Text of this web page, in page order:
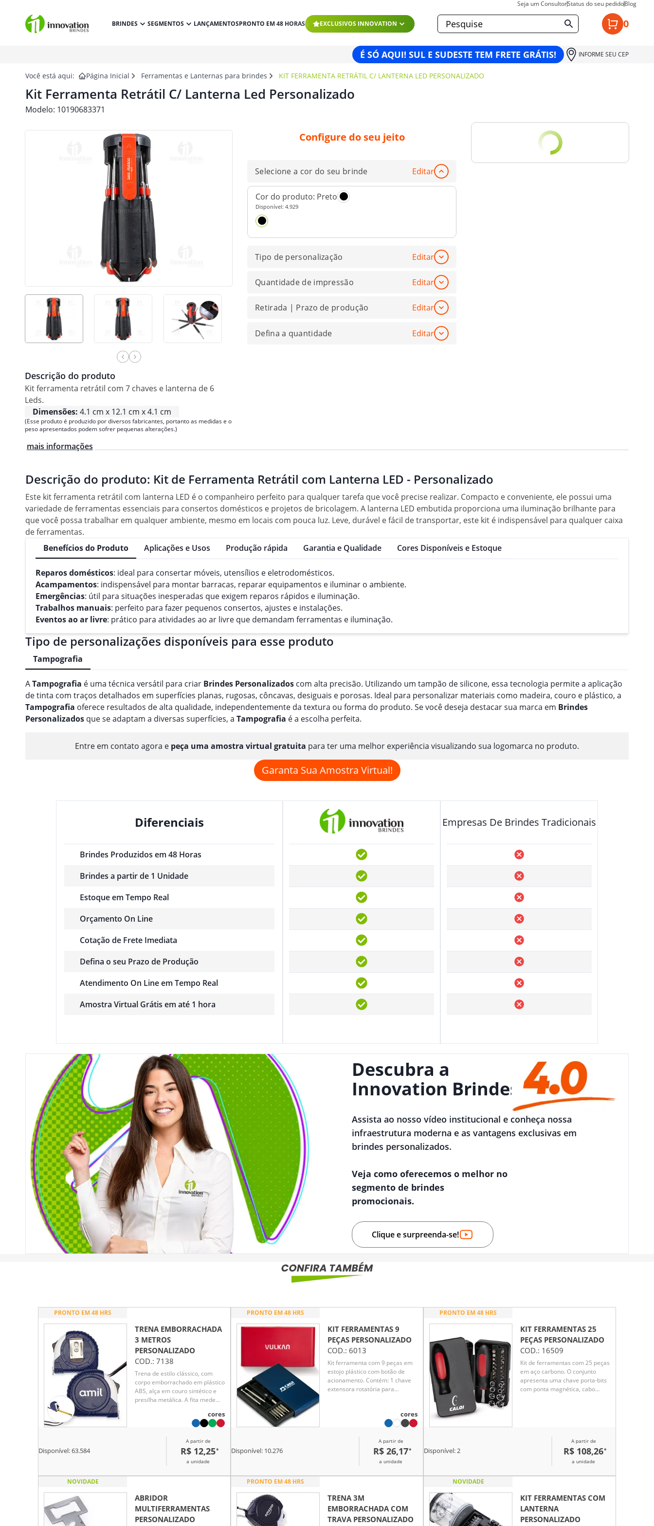
Seja um ConsultorStatus do seu pedidoBlog
BRINDES SEGMENTOS LANÇAMENTOSPRONTO EM 48 HORAS EXCLUSIVOS INNOVATION 0
É SÓ AQUI! SUL E SUDESTE TEM FRETE GRÁTIS! INFORME SEU CEP
Você está aqui: Página Inicial Ferramentas e Lanternas para brindes KIT FERRAMENTA RETRÁTIL C/ LANTERNA LED PERSONALIZADO
Kit Ferramenta Retrátil C/ Lanterna Led Personalizado
Modelo: 10190683371
Descrição do produto
Kit ferramenta retrátil com 7 chaves e lanterna de 6
Leds.
Dimensões: 4.1 cm x 12.1 cm x 4.1 cm
(Esse produto é produzido por diversos fabricantes, portanto as medidas e o
peso apresentados podem sofrer pequenas alterações.)
Configure do seu jeito
Selecione a cor do seu brinde Editar
Cor do produto: Preto
Disponível: 4.929
Tipo de personalização Editar
Quantidade de impressão Editar
Retirada | Prazo de produção Editar
Defina a quantidade Editar
mais informações
Descrição do produto: Kit de Ferramenta Retrátil com Lanterna LED - Personalizado
Este kit ferramenta retrátil com lanterna LED é o companheiro perfeito para qualquer tarefa que você precise realizar. Compacto e conveniente, ele possui uma
variedade de ferramentas essenciais para consertos domésticos e projetos de bricolagem. A lanterna LED embutida proporciona uma iluminação brilhante para
que você possa trabalhar em qualquer ambiente, mesmo em locais com pouca luz. Leve, durável e fácil de transportar, este kit é indispensável para qualquer caixa
de ferramentas.
Benefícios do Produto
Aplicações e Usos Produção rápida Garantia e Qualidade Cores Disponíveis e Estoque
Reparos domésticos: ideal para consertar móveis, utensílios e eletrodomésticos.
Acampamentos: indispensável para montar barracas, reparar equipamentos e iluminar o ambiente.
Emergências: útil para situações inesperadas que exigem reparos rápidos e iluminação.
Trabalhos manuais: perfeito para fazer pequenos consertos, ajustes e instalações.
Eventos ao ar livre: prático para atividades ao ar livre que demandam ferramentas e iluminação.
Tipo de personalizações disponíveis para esse produto
Tampografia
ATampografia é uma técnica versátil para criar Brindes Personalizados com alta precisão. Utilizando um tampão de silicone, essa tecnologia permite a aplicação
de tinta com traços detalhados em superfícies planas, rugosas, côncavas, desiguais e porosas. Ideal para personalizar materiais como madeira, couro e plástico, a
Tampografia oferece resultados de alta qualidade, independentemente da textura ou forma do produto. Se você deseja destacar sua marca em Brindes
Personalizados que se adaptam a diversas superfícies, a Tampografia é a escolha perfeita.
Entre em contato agora e peça uma amostra virtual gratuita para ter uma melhor experiência visualizando sua logomarca no produto.
Garanta Sua Amostra Virtual!
Diferenciais
Brindes Produzidos em 48 Horas
Brindes a partir de 1 Unidade
Estoque em Tempo Real
Orçamento On Line
Cotação de Frete Imediata
Defina o seu Prazo de Produção
Atendimento On Line em Tempo Real
Amostra Virtual Grátis em até 1 hora
Empresas De Brindes Tradicionais
Descubra a
Innovation Brindes
Assista ao nosso vídeo institucional e conheça nossa
infraestrutura moderna e as vantagens exclusivas em
brindes personalizados.
Veja como oferecemos o melhor no
segmento de brindes
promocionais.
Clique e surpreenda-se!
PRONTO EM 48 HRS
TRENA EMBORRACHADA
3 METROS
PERSONALIZADO
COD.: 7138
Trena de estilo clássico, com
corpo emborrachado em plástico
ABS, alça em couro sintético e
presilha metálica. A fita mede
em pés e polegadas. Possui
na posição desejada.
cores
Disponível:63.584
A partir de
R$ 12,25*
a unidade
PRONTO EM 48 HRS
KIT FERRAMENTAS 9
PEÇAS PERSONALIZADO
COD.: 6013
Kit ferramenta com 9 peças em
estojo plástico com botão de
acionamento. Contém: 1 chave
extensora rotatória para
fenda, 1 chave Phillips, 1 chave
cores
Disponível: 10.276
A partir de
R$ 26,17*
a unidade
PRONTO EM 48 HRS
KIT FERRAMENTAS 25
PEÇAS PERSONALIZADO
COD.: 16509
Kit de ferramentas com 25 peças
em aço carbono. O conjunto
apresenta uma chave porta-bits
com ponta magnética, cabo
além de 8 soquetes sextavados.
Acompanha caixa plástica com
trava de fechamento.
Disponível:2
A partir de
R$ 108,26*
a unidade
NOVIDADE
ABRIDOR
MULTIFERRAMENTAS
PERSONALIZADO
PRONTO EM 48 HRS
TRENA 3M
EMBORRACHADA COM
TRAVA PERSONALIZADO
NOVIDADE
KIT FERRAMENTAS COM
LANTERNA
PERSONALIZADO